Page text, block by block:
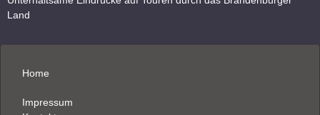
Land
Home
Impressum